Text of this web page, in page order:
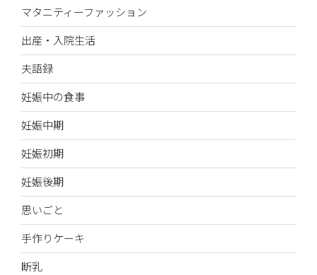
マタニティーファッション
出産・入院生活
夫語録
妊娠中の食事
妊娠中期
妊娠初期
妊娠後期
思いごと
手作りケーキ
断乳